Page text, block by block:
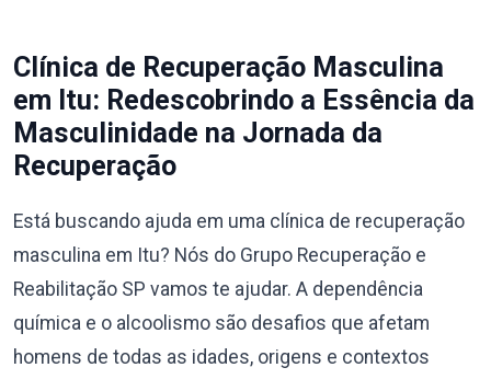
Clínica de Recuperação Masculina
em Itu: Redescobrindo a Essência da
Masculinidade na Jornada da
Recuperação
Está buscando ajuda em uma clínica de recuperação
masculina em Itu? Nós do Grupo Recuperação e
Reabilitação SP vamos te ajudar. A dependência
química e o alcoolismo são desafios que afetam
homens de todas as idades, origens e contextos